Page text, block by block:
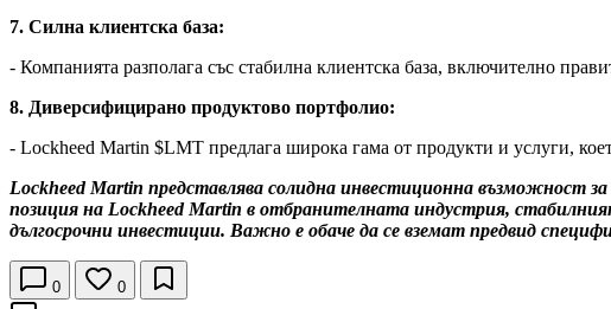
7. Силна клиентска база:
- Компанията разполага със стабилна клиентска база, включително
8. Диверсифицирано продуктово портфолио:
- Lockheed Martin $LMT предлага широка гама от продукти и услуги,
Lockheed Martin представлява солидна инвестиционна
позиция на Lockheed Martin в отбранителната индустрия,
дългосрочни инвестиции. Важно е обаче да се вземат предвид
0 0